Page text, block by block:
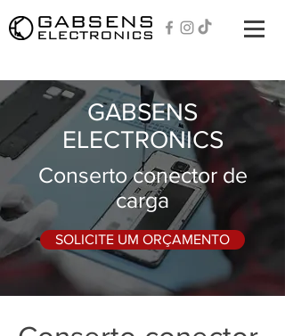
GABSENS
ELECTRONICS
Conserto conector de
carga
SOLICITE UM ORÇAMENTO